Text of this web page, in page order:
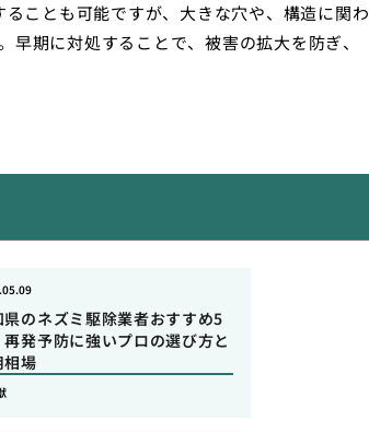
ことも可能ですが、大きな穴や、構造に関わ
期に対処することで、被害の拡大を防ぎ、
県のネズミ駆除業者おすすめ5
再発予防に強いプロの選び方と
相場